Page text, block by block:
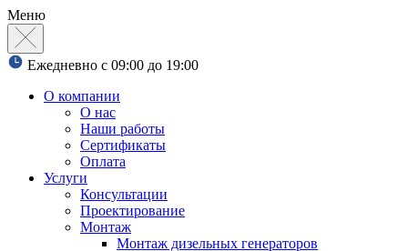
Меню
Ежедневно с 09:00 до 19:00
О компании
О нас
Наши работы
Сертификаты
Оплата
Услуги
Консультации
Проектирование
Монтаж
Монтаж дизельных генераторов